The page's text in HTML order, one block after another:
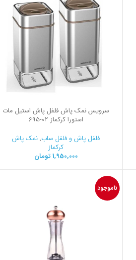
سرویس نمک پاش فلفل پاش استیل مات
استورا کرکماز 695-02
فلفل پاش و فلفل ساب,نمک پاش
کرکماز
1,950,000 تومان
ناموجود